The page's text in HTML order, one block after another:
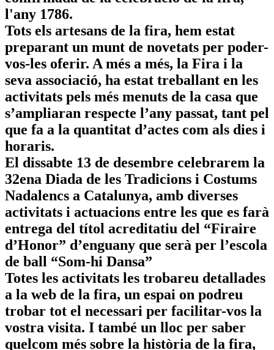
l'any 1786.
Tots els artesans de la fira, hem estat
preparant un munt de novetats per poder-
vos-les oferir. A més a més, la Fira i la
seva associació, ha estat treballant en les
activitats pels més menuts de la casa que
s’ampliaran respecte l’any passat, tant pel
que fa a la quantitat d’actes com als dies i
horaris.
El dissabte 13 de desembre celebrarem la
32ena Diada de les Tradicions i Costums
Nadalencs a Catalunya, amb diverses
activitats i actuacions entre les que es farà
entrega del títol acreditatiu del “Firaire
d’Honor” d’enguany que serà per l’escola
de ball “Som-hi Dansa”
Totes les activitats les trobareu detallades
a la web de la fira, un espai on podreu
trobar tot el necessari per facilitar-vos la
vostra visita. I també un lloc per saber
quelcom més sobre la història de la fira,